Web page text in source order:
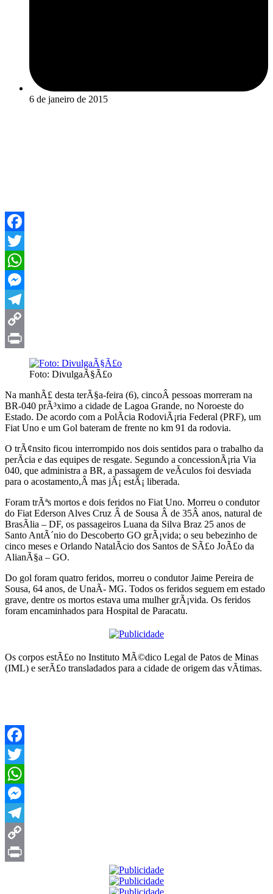
6 de janeiro de 2015
Facebook
Twitter
WhatsApp
Messenger
Telegram
Copy
Foto: DivulgaÃ§Ã£o
Na manhÃ£ desta terÃ§a-feira (6), cincoÂ pessoas morreram na
BR-040 prÃ³ximo a cidade de Lagoa Grande, no Noroeste do
Estado. De acordo com a PolÃ­cia RodoviÃ¡ria Federal (PRF), um
Fiat Uno e um Gol bateram de frente no km 91 da rodovia.
O trÃ¢nsito ficou interrompido nos dois sentidos para o trabalho da
perÃ­cia e das equipes de resgate. Segundo a concessionÃ¡ria Via
040, que administra a BR, a passagem de veÃ­culos foi desviada
para o acostamento,Â mas jÃ¡ estÃ¡ liberada.
Foram trÃªs mortos e dois feridos no Fiat Uno. Morreu o condutor
do Fiat Ederson Alves Cruz Â de Sousa Â de 35Â anos, natural de
BrasÃ­lia – DF, os passageiros Luana da Silva Braz 25 anos de
Santo AntÃ´nio do Descoberto GO grÃ¡vida; o seu bebezinho de
cinco meses e Orlando NatalÃ­cio dos Santos de SÃ£o JoÃ£o da
AlianÃ§a – GO.
Do gol foram quatro feridos, morreu o condutor Jaime Pereira de
Sousa, 64 anos, de UnaÃ­- MG. Todos os feridos seguem em estado
grave, dentre os mortos estava uma mulher grÃ¡vida. Os feridos
foram encaminhados para Hospital de Paracatu.
Os corpos estÃ£o no Instituto MÃ©dico Legal de Patos de Minas
(IML) e serÃ£o transladados para a cidade de origem das vÃ­timas.
Facebook
Twitter
WhatsApp
Messenger
Telegram
Copy